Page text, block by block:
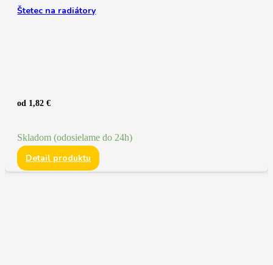
Štetec na radiátory
od 1,82€
Skladom (odosielame do 24h)
Detail produktu